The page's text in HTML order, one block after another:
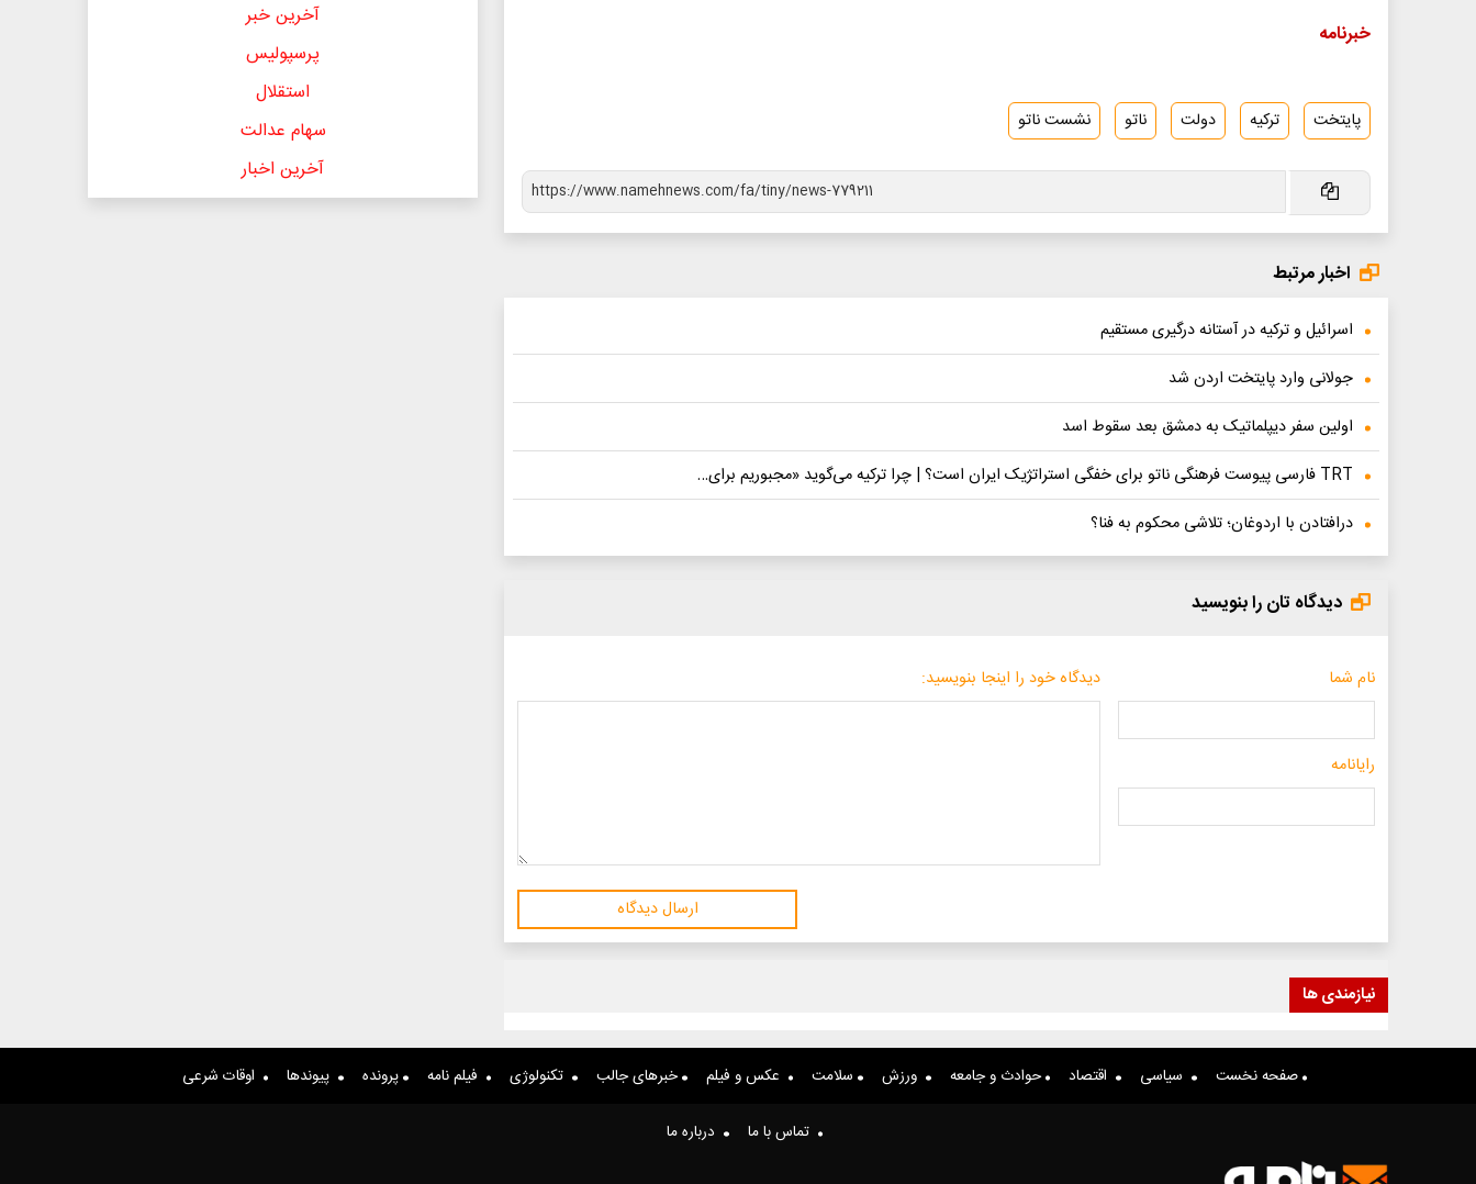
خبرنامه
پایتخت ترکیه دولت ناتو نشست ناتو
اخبار مرتبط
اسرائیل و ترکیه در آستانه درگیری مستقیم
جولانی وارد پایتخت اردن شد
اولین سفر دیپلماتیک به دمشق بعد سقوط اسد
TRT فارسی پیوست فرهنگی ناتو برای خفگی استراتژیک ایران است؟ | چرا ترکیه می‌گوید «مجبوریم برای…
درافتادن با اردوغان؛ تلاشی محکوم به فنا؟
دیدگاه تان را بنویسید
نام شما
رایانامه
دیدگاه خود را اینجا بنویسید:
ارسال دیدگاه
نیازمندی ها
آخرین خبر
پرسپولیس
استقلال
سهام عدالت
آخرین اخبار
صفحه نخست سیاسی اقتصاد حوادث و جامعه ورزش سلامت عکس و فیلم خبرهای جالب تکنولوژی فیلم نامه پرونده پیوندها اوقات شرعی
تماس با ما درباره ما